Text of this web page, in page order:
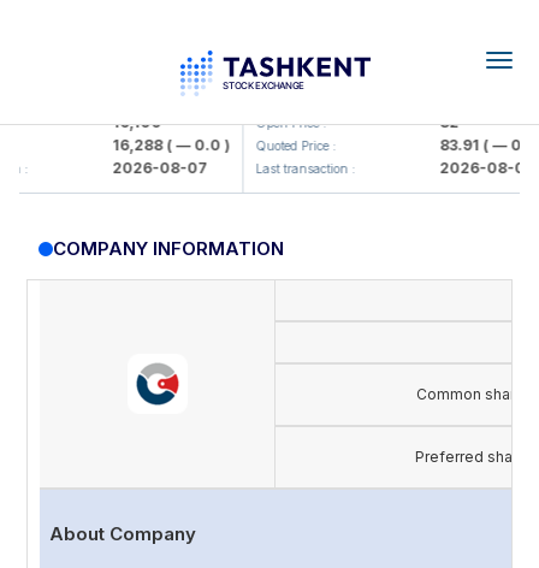
16,100
16,288( — 0.0 )
2026-08-07
KFSK (<Kafolat sug'urta
Open Price : 82
Quoted Price : 83.91( — 0.0 )
Last transaction : 2026-08-07
COMPANY INFORMATION
Common share
Preferred share
About Company